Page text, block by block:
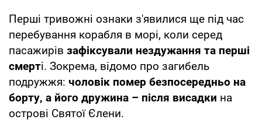
Перші тривожні ознаки з'явилися ще під час
перебування корабля в морі, коли серед
пасажирів зафіксували нездужання та перші
смерті. Зокрема, відомо про загибель
подружжя: чоловік помер безпосередньо на
борту, а його дружина – після висадки на
острові Святої Єлени.